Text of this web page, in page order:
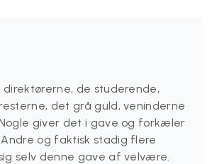
de studerende,
det grå guld, veninderne
giver det i gave og forkæler
og faktisk stadig flere
selv denne gave af velvære.